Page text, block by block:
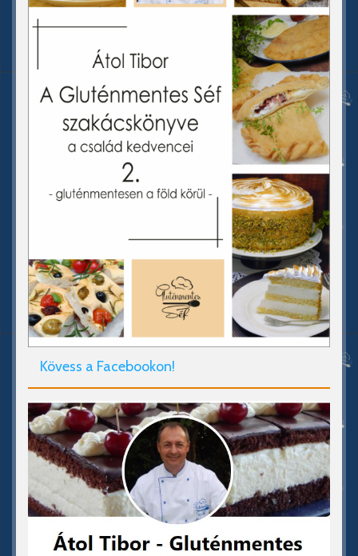
Kövess a Facebookon!